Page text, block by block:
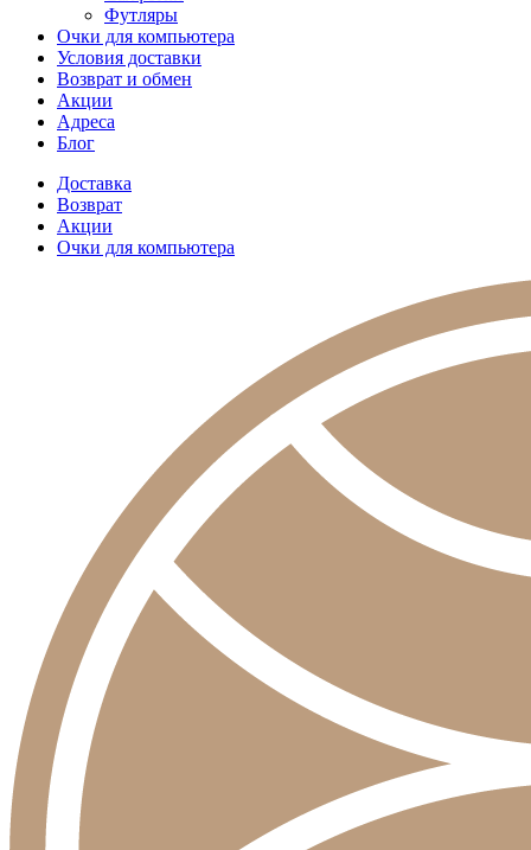
Футляры
Очки для компьютера
Условия доставки
Возврат и обмен
Акции
Адреса
Блог
Доставка
Возврат
Акции
Очки для компьютера